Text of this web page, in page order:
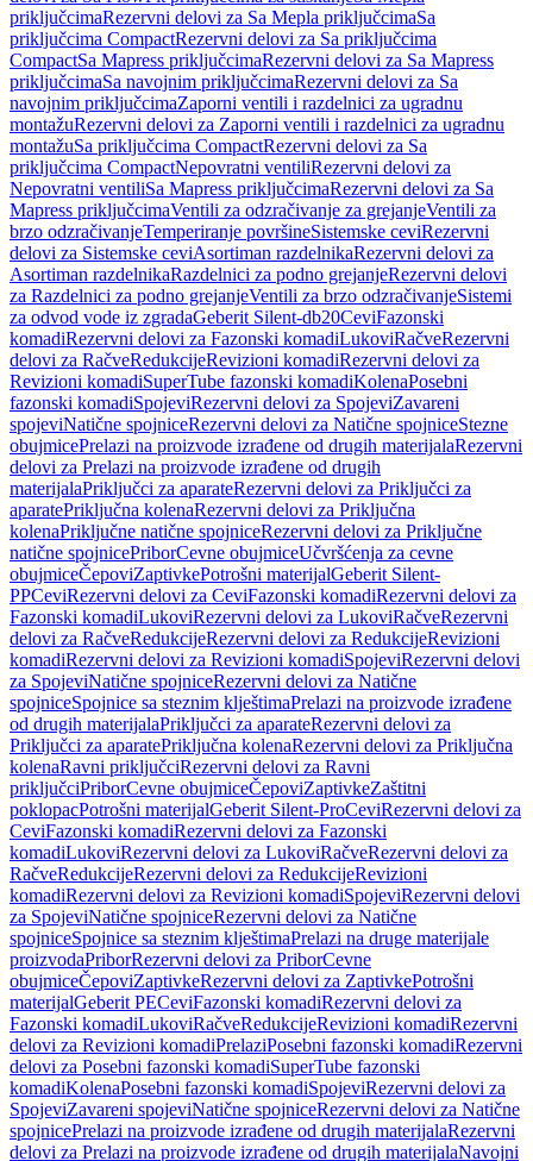
priključcimaRezervni delovi za Sa Mepla priključcimaSa
priključcima CompactRezervni delovi za Sa priključcima
CompactSa Mapress priključcimaRezervni delovi za Sa Mapress
priključcimaSa navojnim priključcimaRezervni delovi za Sa
navojnim priključcimaZaporni ventili i razdelnici za ugradnu
montažuRezervni delovi za Zaporni ventili i razdelnici za ugradnu
montažuSa priključcima CompactRezervni delovi za Sa
priključcima CompactNepovratni ventiliRezervni delovi za
Nepovratni ventiliSa Mapress priključcimaRezervni delovi za Sa
Mapress priključcimaVentili za odzračivanje za grejanjeVentili za
brzo odzračivanjeTemperiranje površineSistemske ceviRezervni
delovi za Sistemske ceviAsortiman razdelnikaRezervni delovi za
Asortiman razdelnikaRazdelnici za podno grejanjeRezervni delovi
za Razdelnici za podno grejanjeVentili za brzo odzračivanjeSistemi
za odvod vode iz zgradaGeberit Silent-db20CeviFazonski
komadiRezervni delovi za Fazonski komadiLukoviRačveRezervni
delovi za RačveRedukcijeRevizioni komadiRezervni delovi za
Revizioni komadiSuperTube fazonski komadiKolenaPosebni
fazonski komadiSpojeviRezervni delovi za SpojeviZavareni
spojeviNatične spojniceRezervni delovi za Natične spojniceStezne
obujmicePrelazi na proizvode izrađene od drugih materijalaRezervni
delovi za Prelazi na proizvode izrađene od drugih
materijalaPriključci za aparateRezervni delovi za Priključci za
aparatePriključna kolenaRezervni delovi za Priključna
kolenaPriključne natične spojniceRezervni delovi za Priključne
natične spojnicePriborCevne obujmiceUčvršćenja za cevne
obujmiceČepoviZaptivkePotrošni materijalGeberit Silent-
PPCeviRezervni delovi za CeviFazonski komadiRezervni delovi za
Fazonski komadiLukoviRezervni delovi za LukoviRačveRezervni
delovi za RačveRedukcijeRezervni delovi za RedukcijeRevizioni
komadiRezervni delovi za Revizioni komadiSpojeviRezervni delovi
za SpojeviNatične spojniceRezervni delovi za Natične
spojniceSpojnice sa steznim klještimaPrelazi na proizvode izrađene
od drugih materijalaPriključci za aparateRezervni delovi za
Priključci za aparatePriključna kolenaRezervni delovi za Priključna
kolenaRavni priključciRezervni delovi za Ravni
priključciPriborCevne obujmiceČepoviZaptivkeZaštitni
poklopacPotrošni materijalGeberit Silent-ProCeviRezervni delovi za
CeviFazonski komadiRezervni delovi za Fazonski
komadiLukoviRezervni delovi za LukoviRačveRezervni delovi za
RačveRedukcijeRezervni delovi za RedukcijeRevizioni
komadiRezervni delovi za Revizioni komadiSpojeviRezervni delovi
za SpojeviNatične spojniceRezervni delovi za Natične
spojniceSpojnice sa steznim klještimaPrelazi na druge materijale
proizvodaPriborRezervni delovi za PriborCevne
obujmiceČepoviZaptivkeRezervni delovi za ZaptivkePotrošni
materijalGeberit PECeviFazonski komadiRezervni delovi za
Fazonski komadiLukoviRačveRedukcijeRevizioni komadiRezervni
delovi za Revizioni komadiPrelaziPosebni fazonski komadiRezervni
delovi za Posebni fazonski komadiSuperTube fazonski
komadiKolenaPosebni fazonski komadiSpojeviRezervni delovi za
SpojeviZavareni spojeviNatične spojniceRezervni delovi za Natične
spojnicePrelazi na proizvode izrađene od drugih materijalaRezervni
delovi za Prelazi na proizvode izrađene od drugih materijalaNavojni